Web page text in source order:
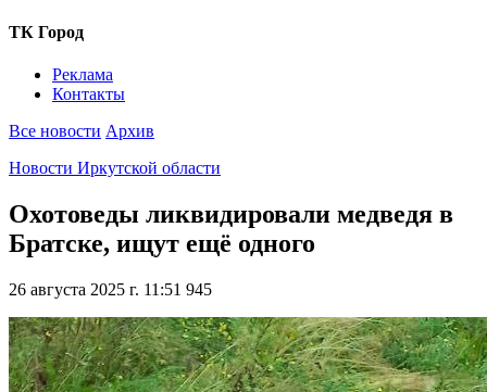
ТК Город
Реклама
Контакты
Все новости Архив
Новости Иркутской области
Охотоведы ликвидировали медведя в
Братске, ищут ещё одного
26 августа 2025 г. 11:51 945